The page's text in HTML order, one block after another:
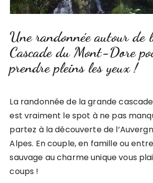
Une randonnée autour de
Cascade du Mont-Dore
prendre pleins les yeux !
La randonnée de la grande
est vraiment le spot à ne pas
partez à la découverte de
Alpes. En couple, en famille ou
sauvage au charme unique vous
coups !